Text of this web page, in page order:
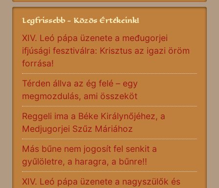
Legfrissebb - Közös Értékeink!
XIV. Leó pápa üzenete a međugorjei
ifjúsági fesztiválra: Krisztus az igazi öröm
forrása!
Térden állva az ég felé – egy
megmozdulás, ami összeköt
Reggeli ima a Béke Királynőjéhez, a
Medjugorjei Szűz Máriához
Más bűne nem jogosít fel senkit a
gyűlöletre, a haragra, a bűnre!!
XIV. Leó pápa üzenete a nagyszülők és